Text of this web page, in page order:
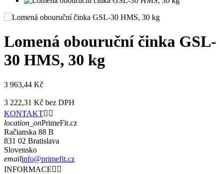
Lomená obouruční činka GSL-
30 HMS, 30 kg
3 963,44 Kč
3 222,31 Kč bez DPH
KONTAKT 
location_onPrimeFit.cz
Račianska 88 B
831 02 Bratislava
Slovensko
emailinfo@primefit.cz
INFORMACE 